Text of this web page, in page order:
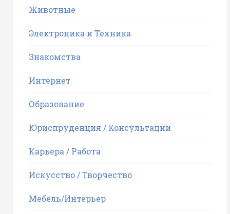
Животные
Электроника и Техника
Знакомства
Интернет
Образование
Юриспруденция / Консультации
Карьера / Работа
Искусство / Творчество
Мебель/Интерьер